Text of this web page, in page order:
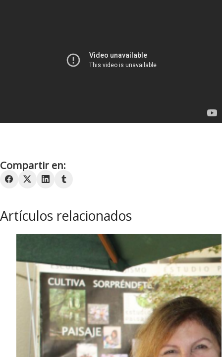
Compartir en:
Artículos relacionados